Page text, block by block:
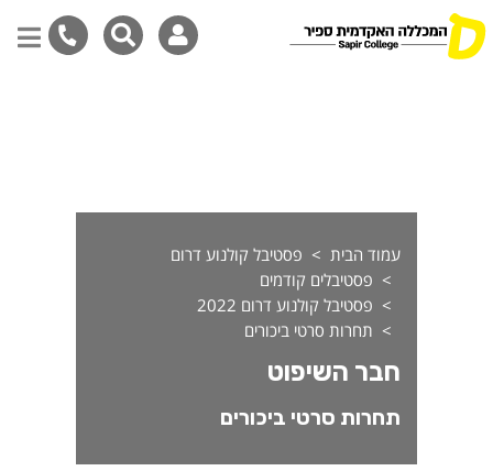
עמוד הבית
פסטיבל קולנוע דרום
פסטיבלים קודמים
פסטיבל קולנוע דרום 2022
תחרות סרטי ביכורים
חבר השיפוט
תחרות סרטי ביכורים